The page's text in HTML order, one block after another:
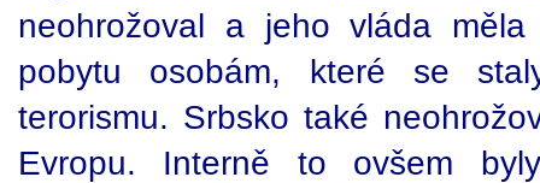
neohrožoval a jeho vláda
pobytu osobám, které se
terorismu. Srbsko také
Evropu. Interně to ovšem